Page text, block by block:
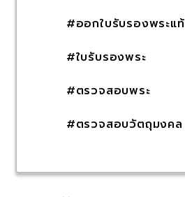
#ออกใบรับรองพระแท้
#ใบรับรองพระ
#ตรวจสอบพระ
#ตรวจสอบวัตถุมงคล